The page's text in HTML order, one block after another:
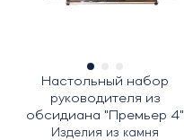
Настольный набор
руководителя из
обсидиана "Премьер 4"
Изделия из камня